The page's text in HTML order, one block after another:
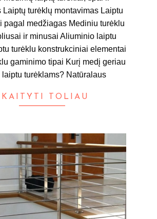
Laiptų turėklų montavimas Laiptu
pagal medžiagas Mediniu turėklu
ir minusai Aliuminio laiptu
turėklu konstrukciniai elementai
gaminimo tipai Kurį medį geriau
laiptu turėklams? Natūralaus
TOLIAU